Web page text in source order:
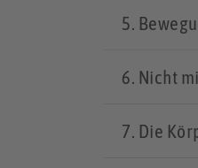
5.
6. Nicht
7. Die